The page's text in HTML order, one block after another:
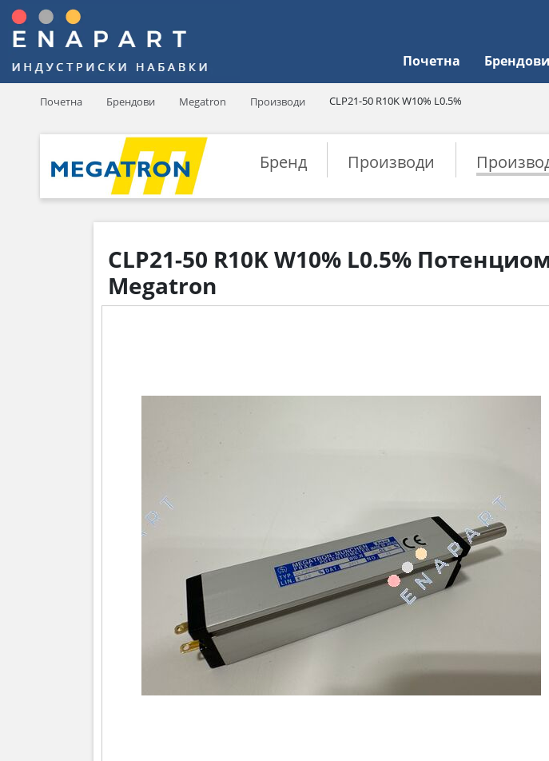
Почетна Брендови
Почетна Брендови Megatron Производи CLP21-50 R10K W10% L0.5%
Бренд Производи
CLP21-50 R10K W10% L0.5%
Megatron